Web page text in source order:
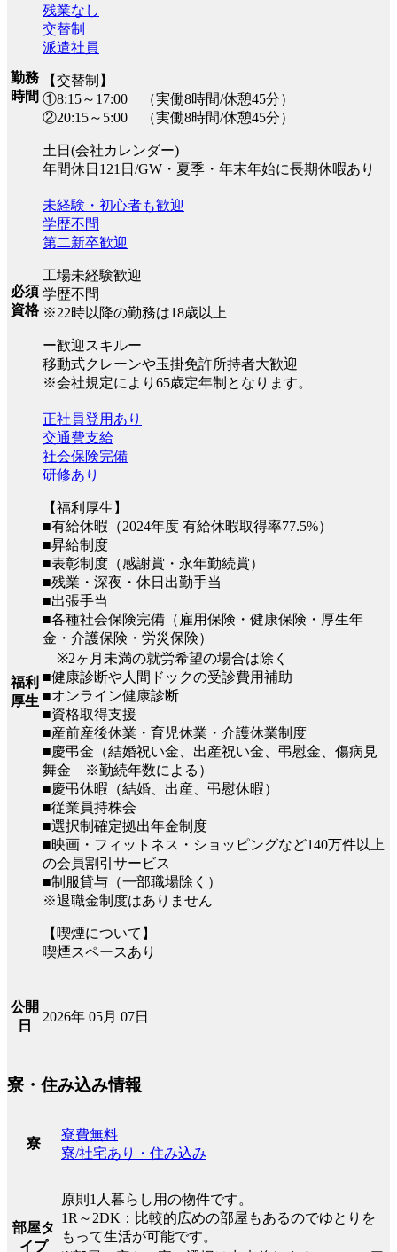
勤務
時間
残業なし
交替制
派遣社員
【交替制】
①8:15～17:00 （実働8時間/休憩45分）
②20:15～5:00 （実働8時間/休憩45分）
土日(会社カレンダー)
年間休日121日/GW・夏季・年末年始に長期休暇あり
必須
資格
未経験・初心者も歓迎
学歴不問
第二新卒歓迎
工場未経験歓迎
学歴不問
※22時以降の勤務は18歳以上
ー歓迎スキルー
移動式クレーンや玉掛免許所持者大歓迎
※会社規定により65歳定年制となります。
福利
厚生
正社員登用あり
交通費支給
社会保険完備
研修あり
【福利厚生】
■有給休暇（2024年度 有給休暇取得率77.5%）
■昇給制度
■表彰制度（感謝賞・永年勤続賞）
■残業・深夜・休日出勤手当
■出張手当
■各種社会保険完備（雇用保険・健康保険・厚生年
金・介護保険・労災保険）
※2ヶ月未満の就労希望の場合は除く
■健康診断や人間ドックの受診費用補助
■オンライン健康診断
■資格取得支援
■産前産後休業・育児休業・介護休業制度
■慶弔金（結婚祝い金、出産祝い金、弔慰金、傷病見
舞金 ※勤続年数による）
■慶弔休暇（結婚、出産、弔慰休暇）
■従業員持株会
■選択制確定拠出年金制度
■映画・フィットネス・ショッピングなど140万件以上
の会員割引サービス
■制服貸与（一部職場除く）
※退職金制度はありません
【喫煙について】
喫煙スペースあり
公開
日
2026年 05月 07日
寮・住み込み情報
寮
寮費無料
寮/社宅あり・住み込み
部屋タ
イプ
原則1人暮らし用の物件です。
1R～2DK：比較的広めの部屋もあるのでゆとりを
もって生活が可能です。